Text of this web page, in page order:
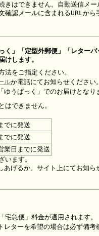
はできません。自動送信メー
確認メールに含まれるURLから
く」「定型外郵便」「レターパ
けします。
をご指定ください。
ルか電話にてお知らせください。
うぱっく」でのお届けとなり
できません。
でに発送
でに発送
業日までに発送
ます。
げるか、サイト上にてお知ら
急便」料金が適用されます。
ターを希望の場合は必ず備考